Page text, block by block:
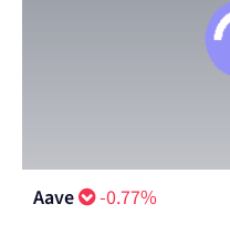
Aave -0.77%